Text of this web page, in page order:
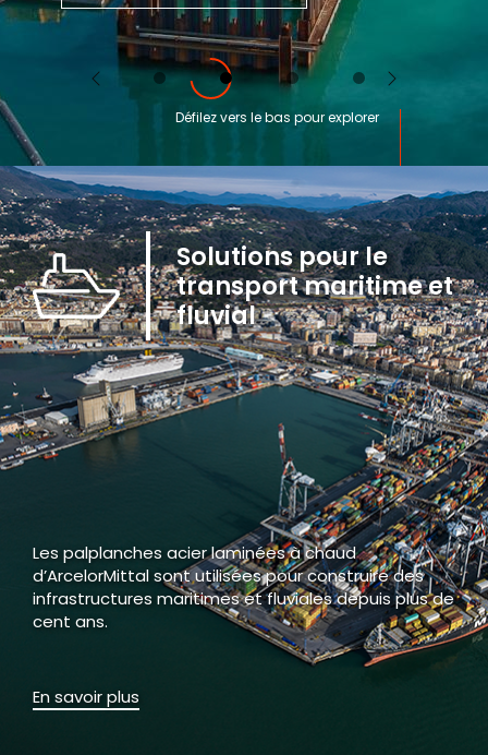
Previous Next
Défilez vers le bas pour explorer
Solutions pour le
transport maritime et
fluvial
Les palplanches acier laminées à chaud
d’ArcelorMittal sont utilisées pour construire des
infrastructures maritimes et fluviales depuis plus de
cent ans.
En savoir plus